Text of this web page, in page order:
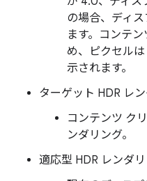
の場合、ディ
ます。コンテ
め、ピクセル
示されます。
ターゲット HDR レ
コンテンツ ク
ンダリング。
適応型 HDR レンダ